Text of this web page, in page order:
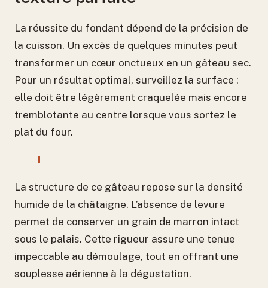
La réussite du fondant dépend de la précision de
la cuisson. Un excès de quelques minutes peut
transformer un cœur onctueux en un gâteau sec.
Pour un résultat optimal, surveillez la surface :
elle doit être légèrement craquelée mais encore
tremblotante au centre lorsque vous sortez le
plat du four.
La structure de ce gâteau repose sur la densité
humide de la châtaigne. L’absence de levure
permet de conserver un grain de marron intact
sous le palais. Cette rigueur assure une tenue
impeccable au démoulage, tout en offrant une
souplesse aérienne à la dégustation.